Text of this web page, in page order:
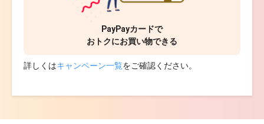
PayPayカードで
おトクにお買い物できる
詳しくはキャンペーン一覧をご確認ください。